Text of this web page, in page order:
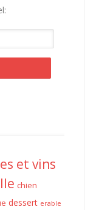
et vins
chien
dessert erable